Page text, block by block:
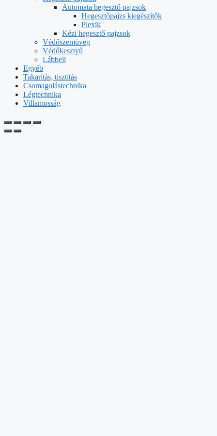
Automata hegesztő pajzsok
Hegesztőpajzs kiegészítők
Plexik
Kézi hegesztő pajzsok
Védőszemüveg
Védőkesztyű
Lábbeli
Egyéb
Takarítás, tisztítás
Csomagolástechnika
Légtechnika
Villamosság